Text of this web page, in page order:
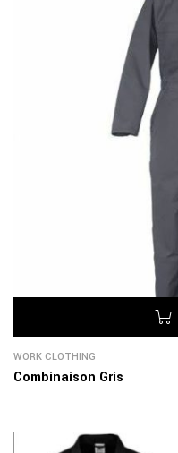
WORK CLOTHING
Combinaison Gris